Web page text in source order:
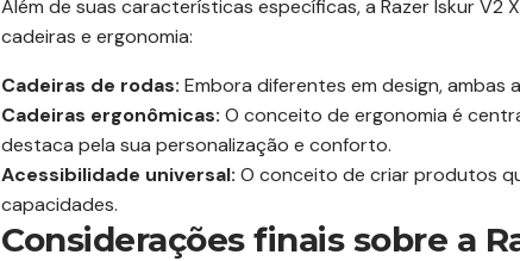
Além de suas características específicas, a Razer Iskur
cadeiras e ergonomia:
Cadeiras de rodas: Embora diferentes em design,
Cadeiras ergonômicas: O conceito de ergonomia é
destaca pela sua personalização e conforto.
Acessibilidade universal: O conceito de criar produtos
capacidades.
Considerações finais sobre a